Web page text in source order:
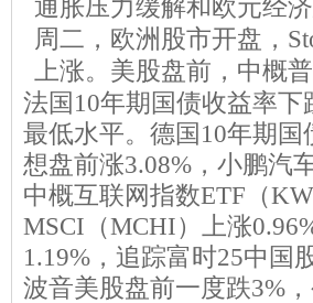
通胀压力缓解和欧元经
周二，欧洲股市开盘，
上涨。美股盘前，中概普
法国10年期国债收益率下
最低水平。德国10年期
想盘前涨3.08%，小鹏汽
中概互联网指数ETF（
MSCI（MCHI）上涨
1.19%，追踪富时25中国
波音美股盘前一度跌3%